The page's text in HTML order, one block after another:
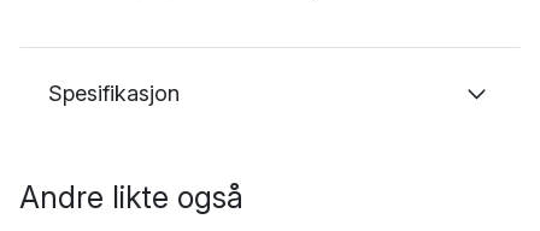
Spesifikasjon
Andre likte også